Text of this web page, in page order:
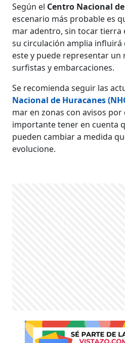
Según el Centro Nacional
escenario más probable es
mar adentro, sin tocar tierra
su circulación amplia influirá
este y puede representar un
surfistas y embarcaciones.
Se recomienda seguir las
Nacional de Huracanes
mar en zonas con avisos por
importante tener en cuenta
pueden cambiar a medida
evolucione.